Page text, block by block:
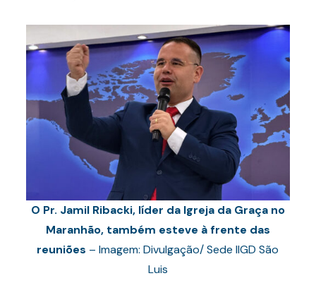
O Pr. Jamil Ribacki, líder da Igreja da Graça no
Maranhão, também esteve à frente das
reuniões – Imagem: Divulgação/ Sede IIGD São
Luis